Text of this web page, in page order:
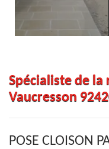
Spécialiste de
Vaucresson
POSE CLOISON